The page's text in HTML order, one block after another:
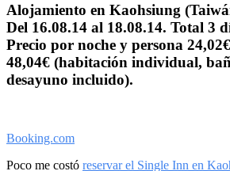
Alojamiento en Kaohsiung
Del 16.08.14 al 18.08.14. Total 3
Precio por noche y persona
48,04€ (habitación individual,
desayuno incluido).
Booking.com
Poco me costó reservar el Single Inn en